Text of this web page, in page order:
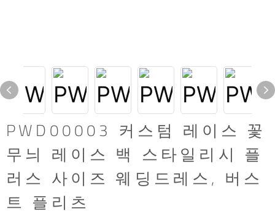
PWD00003 커스텀 레이스 꽃
무늬 레이스 백 스타일리시 플
러스 사이즈 웨딩드레스, 버스
트 플리츠